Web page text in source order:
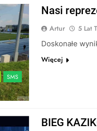
SMS
Nasi
Artur 5 Lat
Doskonałe
Więcej
BIEG